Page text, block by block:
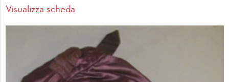
Visualizza scheda